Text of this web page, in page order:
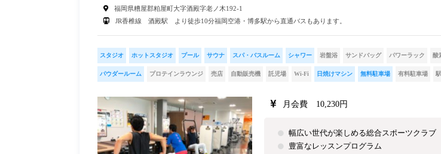
福岡県糟屋郡粕屋町大字酒殿字老ノ木192-1
JR香椎線 酒殿駅 より徒歩10分福岡空港・博多駅から直通バスもあります。
スタジオ ホットスタジオ プール サウナ スパ・バスルーム シャワー 岩盤浴 サンドバッグ パワーラック 酸
パウダールーム プロテインラウンジ 売店 自動販売機 託児場 Wi-Fi 日焼けマシン 無料駐車場 有料駐車場
月会費 10,230円
幅広い世代が楽しめる総合スポーツクラブ
豊富なレッスンプログラム